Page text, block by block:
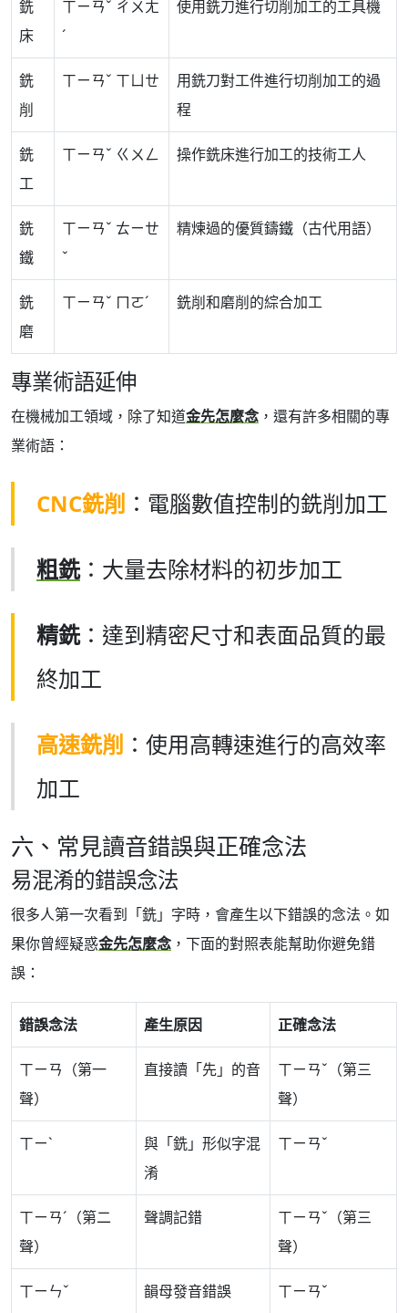
銑
床
ㄒㄧㄢˇ ㄔㄨㄤ
ˊ
使用銑刀進行切削加工的工具機
銑
削
ㄒㄧㄢˇ ㄒㄩㄝ
用銑刀對工件進行切削加工的過
程
銑
工
ㄒㄧㄢˇ ㄍㄨㄥ 操作銑床進行加工的技術工人
銑
鐵
ㄒㄧㄢˇ ㄊㄧㄝ
ˇ
精煉過的優質鑄鐵（古代用語）
銑
磨
ㄒㄧㄢˇ ㄇㄛˊ 銑削和磨削的綜合加工
專業術語延伸
在機械加工領域，除了知道金先怎麼念 ，還有許多相關的專
業術語：
CNC銑削 ：電腦數值控制的銑削加工
粗銑：大量去除材料的初步加工
精銑：達到精密尺寸和表面品質的最
終加工
高速銑削 ：使用高轉速進行的高效率
加工
六、常見讀音錯誤與正確念法
易混淆的錯誤念法
很多人第一次看到「銑」字時，會產生以下錯誤的念法。如
果你曾經疑惑金先怎麼念 ，下面的對照表能幫助你避免錯
誤：
錯誤念法 產生原因 正確念法
ㄒㄧㄢ（第一
聲）
直接讀「先」的音
ㄒㄧㄢˇ（第三
聲）
ㄒㄧˋ
與「銑」形似字混
淆
ㄒㄧㄢˇ
ㄒㄧㄢˊ（第二
聲）
聲調記錯
ㄒㄧㄢˇ（第三
聲）
ㄒㄧㄣˇ 韻母發音錯誤 ㄒㄧㄢˇ